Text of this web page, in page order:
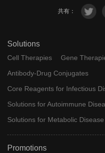
共有：
Solutions
Cell Therapies Gene
Antibody-Drug Conjugates
Core Reagents for Infectious
Solutions for Autoimmune
Solutions for Metabolic
Promotions